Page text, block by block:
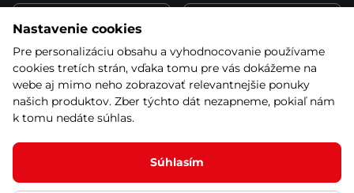
Spôsob platby
Montáž a servis Reklamácie a záruka
Kariéra
Nastavenie cookies
Pre personalizáciu obsahu a vyhodnocovanie používame
cookies tretích strán, vďaka tomu pre vás dokážeme na
webe aj mimo neho zobrazovať relevantnejšie ponuky
našich produktov. Zber týchto dát nezapneme, pokiaľ nám
k tomu nedáte súhlas.
Súhlasím